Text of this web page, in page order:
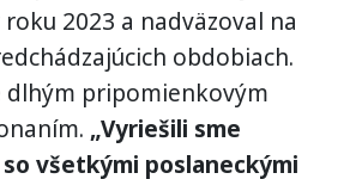
2023 a nadväzoval na
obdobiach.
dlhým pripomienkovým
„Vyriešili sme
všetkými poslaneckými